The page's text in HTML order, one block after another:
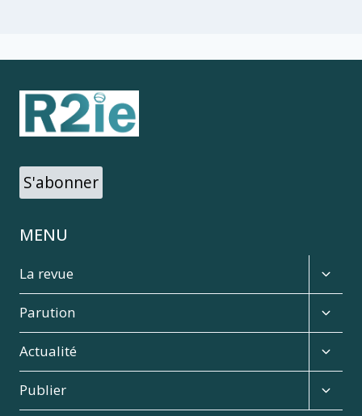
S'abonner
MENU
La revue
child
menu
Parution
child
menu
Actualité
child
menu
Publier
child